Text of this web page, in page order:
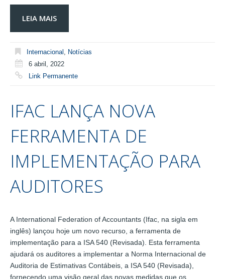
LEIA MAIS
Internacional , Notícias
6 abril, 2022
Link Permanente
IFAC LANÇA NOVA
FERRAMENTA DE
IMPLEMENTAÇÃO PARA
AUDITORES
A International Federation of Accountants (Ifac, na sigla em
inglês) lançou hoje um novo recurso, a ferramenta de
implementação para a ISA 540 (Revisada). Esta ferramenta
ajudará os auditores a implementar a Norma Internacional de
Auditoria de Estimativas Contábeis, a ISA 540 (Revisada),
fornecendo uma visão geral das novas medidas que os